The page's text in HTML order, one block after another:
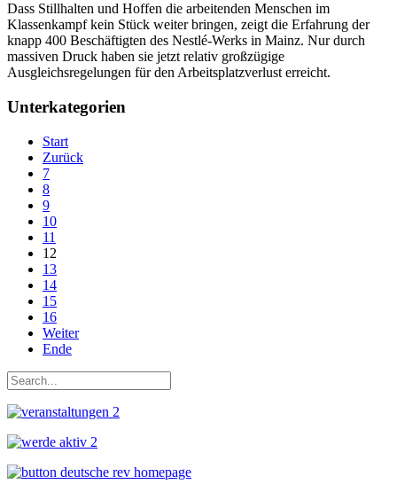
Dass Stillhalten und Hoffen die arbeitenden Menschen im
Klassenkampf kein Stück weiter bringen, zeigt die Erfahrung der
knapp 400 Beschäftigten des Nestlé-Werks in Mainz. Nur durch
massiven Druck haben sie jetzt relativ großzügige
Ausgleichsregelungen für den Arbeitsplatzverlust erreicht.
Unterkategorien
Start
Zurück
7
8
9
10
11
12
13
14
15
16
Weiter
Ende